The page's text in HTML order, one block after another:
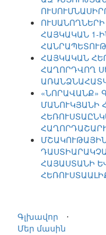
ՀԱՅԿԱԿԱՆ 1-
ՀԱՅԿԱԿԱՆ
ՀԱՂՈՐԴՎՈՂ
«ՆՈՐԱՎԱՆՔ»
ՄԱՆՈՒԿՅԱՆԻ
ՀԱՅԱՍՏԱՆԻ
Գլխավոր
⋅
Մեր մասին